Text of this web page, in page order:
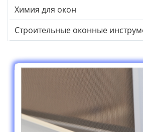
Химия для окон
Строительные оконные